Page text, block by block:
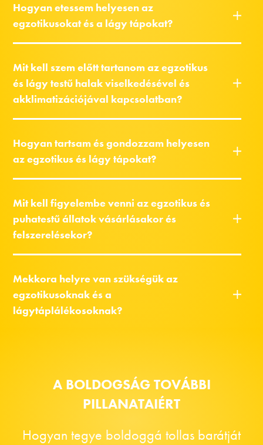
Hogyan etessem helyesen az
egzotikusokat és a lágy tápokat?
Mit kell szem előtt tartanom az egzotikus
és lágy testű halak viselkedésével és
akklimatizációjával kapcsolatban?
Hogyan tartsam és gondozzam helyesen
az egzotikus és lágy tápokat?
Mit kell figyelembe venni az egzotikus és
puhatestű állatok vásárlásakor és
felszerelésekor?
Mekkora helyre van szükségük az
egzotikusoknak és a
lágytáplálékosoknak?
A BOLDOGSÁG TOVÁBBI
PILLANATAIÉRT
Hogyan tegye boldoggá tollas barátját